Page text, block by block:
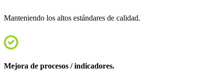
Manteniendo los altos estándares de calidad.
Mejora de procesos / indicadores.